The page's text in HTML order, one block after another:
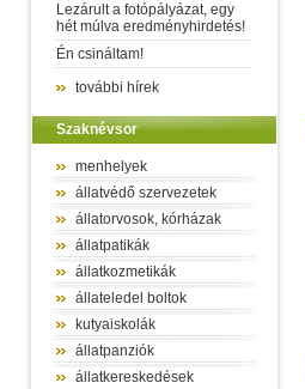
Lezárult a fotópályázat, egy
hét múlva eredményhirdetés!
Én csináltam!
további hírek
Szaknévsor
menhelyek
állatvédő szervezetek
állatorvosok, kórházak
állatpatikák
állatkozmetikák
állateledel boltok
kutyaiskolák
állatpanziók
állatkereskedések